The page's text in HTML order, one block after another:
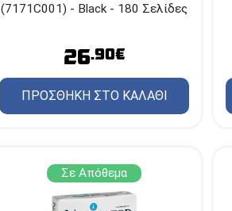
(7171C001) - Black - 180 Σελίδες
26.90€
ΠΡΟΣΘΗΚΗ ΣΤΟ ΚΑΛΑΘΙ
Σε Απόθεμα